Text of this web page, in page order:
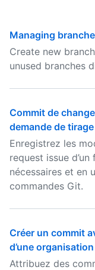
Managing
Create new
unused branches
Commit de
demande de
Enregistrez les
request issue
nécessaires et en
commandes Git.
Créer un commit
d’une organisation
Attribuez des